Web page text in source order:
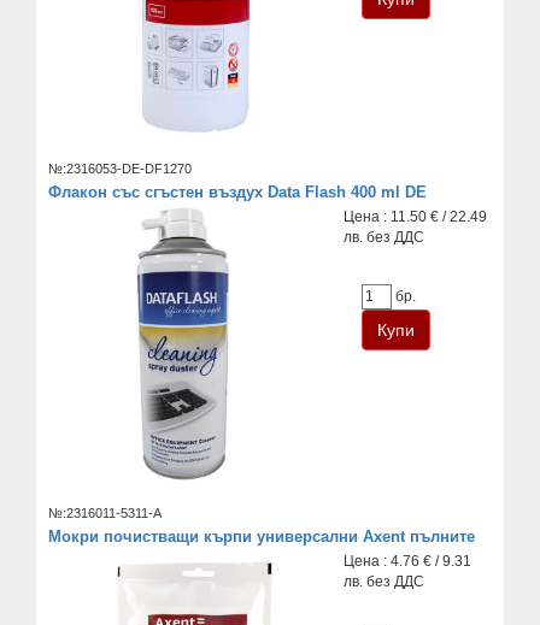
№:2316053-DE-DF1270
Флакон със сгъстен въздух Data Flash 400 ml DE
Цена : 11.50 € / 22.49
лв. без ДДС
бр.
№:2316011-5311-A
Мокри почистващи кърпи универсални Axent пълните
Цена : 4.76 € / 9.31
лв. без ДДС